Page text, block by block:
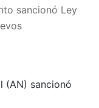
sancionó Ley
(AN) sancionó